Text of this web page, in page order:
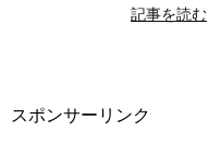
記事を読む
スポンサーリンク